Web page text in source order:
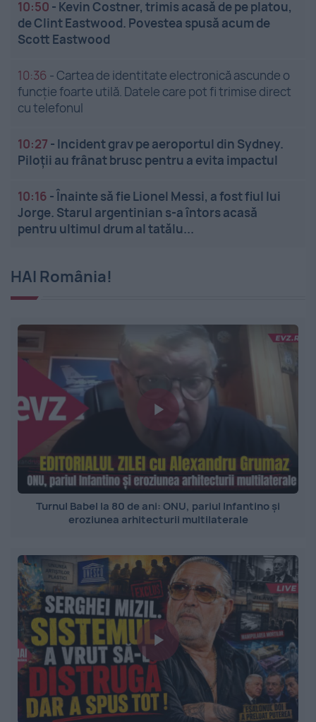
10:50 - Kevin Costner, trimis acasă de pe platou,
de Clint Eastwood. Povestea spusă acum de
Scott Eastwood
10:36 -Cartea de identitate electronică ascunde o
funcție foarte utilă. Datele care pot fi trimise direct
cu telefonul
10:27 - Incident grav pe aeroportul din Sydney.
Piloții au frânat brusc pentru a evita impactul
10:16 -Înainte să fie Lionel Messi, a fost fiul lui
Jorge. Starul argentinian s-a întors acasă
pentru ultimul drum al tatălu...
HAI România!
Turnul Babel la 80 de ani: ONU, pariul Infantino și
eroziunea arhitecturii multilaterale